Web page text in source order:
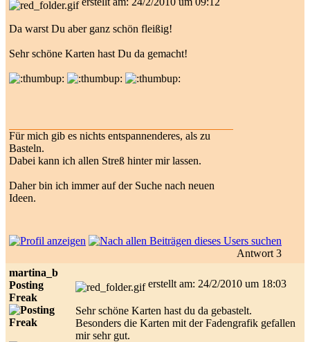
Da warst Du aber ganz schön fleißig!
Sehr schöne Karten hast Du da gemacht!
Für mich gib es nichts entspannenderes, als zu
Basteln.
Dabei kann ich allen Streß hinter mir lassen.
Daher bin ich immer auf der Suche nach neuen
Ideen.
Antwort 3
martina_b
Posting
Freak
erstellt am: 24/2/2010 um 18:03
Sehr schöne Karten hast du da gebastelt.
Besonders die Karten mit der Fadengrafik gefallen
mir sehr gut.